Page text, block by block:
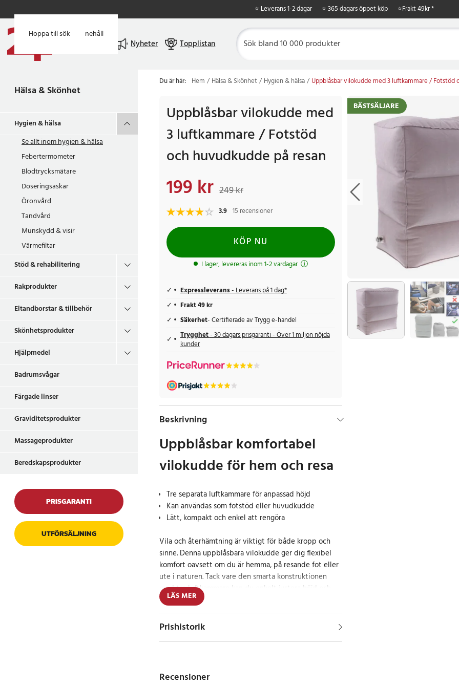
Hoppa till huvudinnehåll
Hoppa till sök
⭐ Leverans 1-2 dagar ⭐ 365 dagars öppet köp ⭐Frakt 49kr *
Nyheter Topplistan
Hälsa & Skönhet
Hygien & hälsa
Se allt inomhygien & hälsa
Febertermometer
Blodtrycksmätare
Doseringsaskar
Öronvård
Tandvård
Munskydd & visir
Värmefiltar
Stöd & rehabilitering
Rakprodukter
Eltandborstar & tillbehör
Skönhetsprodukter
Hjälpmedel
Badrumsvågar
Färgade linser
Graviditetsprodukter
Massageprodukter
Beredskapsprodukter
PRISGARANTI
UTFÖRSÄLJNING
Du är här: Hem Hälsa & Skönhet Hygien & hälsa Uppblåsbar vilokudde med 3 luftkammare / Fotstöd
BÄSTSÄLJARE
Uppblåsbar vilokudde med
3 luftkammare / Fotstöd
och huvudkudde på resan
Nuvarande pris
199 kr 249 kr
3.9 15 recensioner
KÖP NU
I lager, levereras inom 1-2 vardagar
Expressleverans- Leverans på 1 dag*
Frakt 49 kr
Säkerhet- Certifierade av Trygg e-handel
Trygghet- 30 dagars prisgaranti - Över 1 miljon nöjda
kunder
Beskrivning
Uppblåsbar komfortabel
vilokudde för hem och resa
Tre separata luftkammare för anpassad höjd
Kan användas som fotstöd eller huvudkudde
Lätt, kompakt och enkel att rengöra
Vila och återhämtning är viktigt för både kropp och
sinne. Denna uppblåsbara vilokudde ger dig flexibel
komfort oavsett om du är hemma, på resande fot eller
ute i naturen. Tack vare den smarta konstruktionen
med tre luftkammare kan du enkelt justera höjd och
stabilitet efter behov.
Kudden är lätt att ta med sig och tar minimalt med
Justerbar, mångsidig och enkel att använda
LÄS MER
Prishistorik
Recensioner